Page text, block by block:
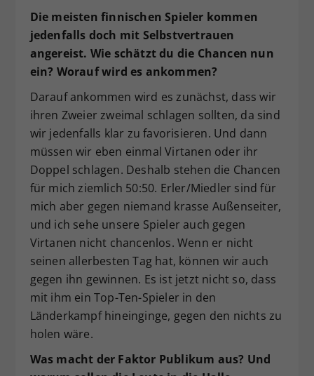
Die meisten finnischen Spieler kommen
jedenfalls doch mit Selbstvertrauen
angereist. Wie schätzt du die Chancen nun
ein? Worauf wird es ankommen?
Darauf ankommen wird es zunächst, dass wir
ihren Zweier zweimal schlagen sollten, da sind
wir jedenfalls klar zu favorisieren. Und dann
müssen wir eben einmal Virtanen oder ihr
Doppel schlagen. Deshalb stehen die Chancen
für mich ziemlich 50:50. Erler/Miedler sind für
mich aber gegen niemand krasse Außenseiter,
und ich sehe unsere Spieler auch gegen
Virtanen nicht chancenlos. Wenn er nicht
seinen allerbesten Tag hat, können wir auch
gegen ihn gewinnen. Es ist jetzt nicht so, dass
mit ihm ein Top-Ten-Spieler in den
Länderkampf hineinginge, gegen den nichts zu
holen wäre.
Was macht der Faktor Publikum aus? Und